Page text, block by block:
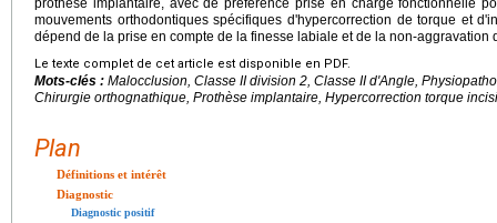
prothèse implantaire, avec de préférence prise en charge fonctionnelle
mouvements orthodontiques spécifiques d'hypercorrection de torque et
dépend de la prise en compte de la finesse labiale et de la non-aggravation
Le texte complet de cet article est disponible en PDF.
Mots-clés : Malocclusion, Classe II division 2, Classe II d'Angle,
Chirurgie orthognathique, Prothèse implantaire, Hypercorrection torque
Plan
Définitions et intérêt
Diagnostic
Diagnostic positif